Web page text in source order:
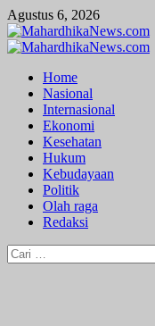
Skip
to
content
Agustus 6, 2026
Primary
Home
Nasional
Internasional
Ekonomi
Kesehatan
Hukum
Kebudayaan
Politik
Olah raga
Redaksi
Cari
untuk: